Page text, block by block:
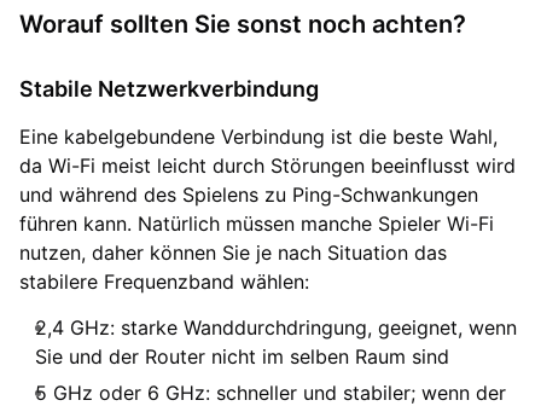
Worauf sollten Sie sonst noch achten?
Stabile Netzwerkverbindung
Eine kabelgebundene Verbindung ist die beste Wahl,
da Wi-Fi meist leicht durch Störungen beeinflusst wird
und während des Spielens zu Ping-Schwankungen
führen kann. Natürlich müssen manche Spieler Wi-Fi
nutzen, daher können Sie je nach Situation das
stabilere Frequenzband wählen:
2,4 GHz: starke Wanddurchdringung, geeignet, wenn
Sie und der Router nicht im selben Raum sind
5 GHz oder 6 GHz: schneller und stabiler; wenn der